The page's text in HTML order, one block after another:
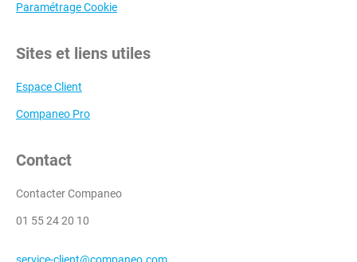
Paramétrage Cookie
Sites et liens utiles
Espace Client
Companeo Pro
Contact
Contacter Companeo
01 55 24 20 10